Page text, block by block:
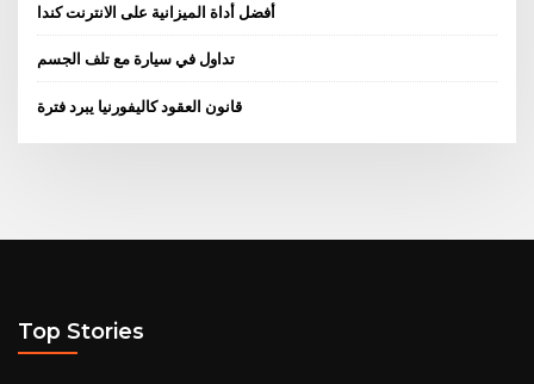
أفضل أداة الميزانية على الانترنت كندا
تداول في سيارة مع تلف الجسم
قانون العقود كاليفورنيا يبرد فترة
Top Stories